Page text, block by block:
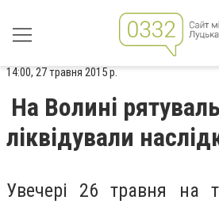
14:00, 27 травня 2015 р.
На Волині
ліквідували
Увечері 26 травня на